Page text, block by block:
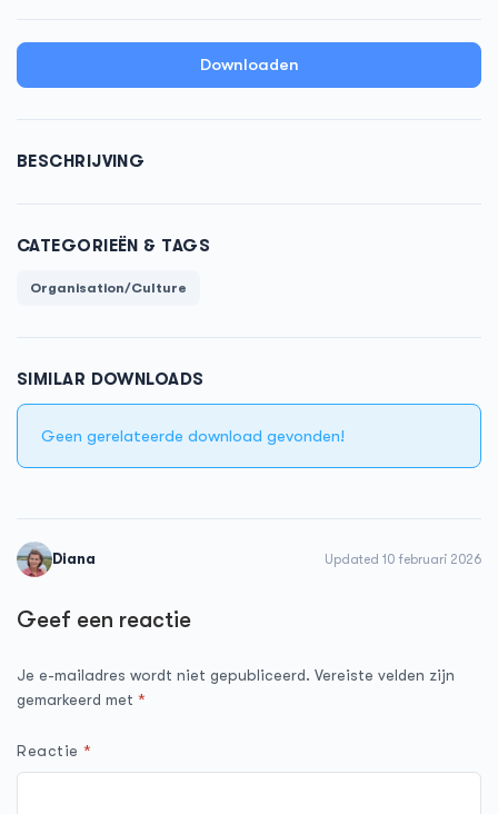
Downloaden
BESCHRIJVING
CATEGORIEËN & TAGS
Organisation/Culture
SIMILAR DOWNLOADS
Geen gerelateerde download gevonden!
Diana Updated 10 februari 2026
Geef een reactie
Je e-mailadres wordt niet gepubliceerd. Vereiste velden zijn
gemarkeerd met *
Reactie*